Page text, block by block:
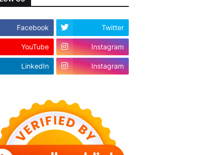
Facebook Twitter
YouTube Instagram
LinkedIn Instagram